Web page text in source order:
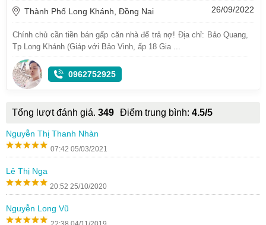
Thành Phố Long Khánh, Đồng Nai 26/09/2022
Chính chủ cần tiền bán gấp căn nhà để trả nợ! Địa chỉ: Bảo Quang,
Tp Long Khánh (Giáp với Bảo Vinh, ấp 18 Gia ...
0962752925
Tổng lượt đánh giá. 349 Điểm trung bình: 4.5/5
Nguyễn Thị Thanh Nhàn
07:42 05/03/2021
Lê Thị Nga
20:52 25/10/2020
Nguyễn Long Vũ